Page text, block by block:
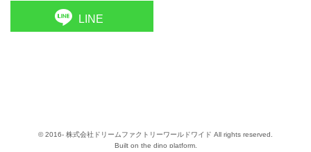
LINE
© 2016- 株式会社ドリームファクトリーワールドワイド All rights reserved.
Built on the dino platform.